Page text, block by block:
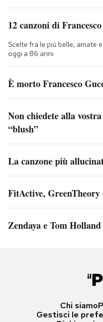
12 canzoni di
Scelte fra le più belle, amate
oggi a 86 anni
È morto Francesco
Non chiedete alla
“blush”
La canzone più
FitActive,
Zendaya e Tom
Chi siamo
Gestisci le